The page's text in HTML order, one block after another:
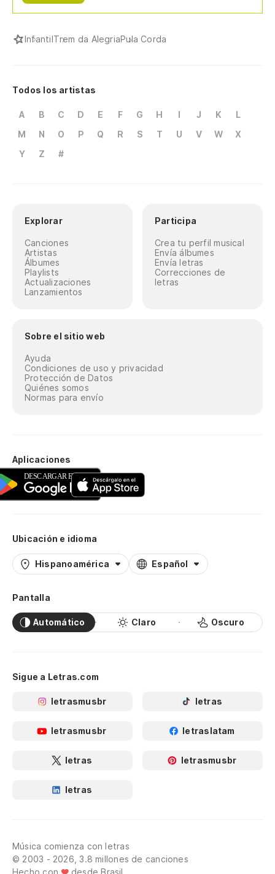
InfantilTrem da AlegriaPula Corda
Todos los artistas
A B C D E F G H I J K
L
M
N O P Q R S T U V W
X
Y
Z #
Explorar
Canciones
Artistas
Álbumes
Playlists
Actualizaciones
Lanzamientos
Participa
Crea tu perfil musical
Envía álbumes
Envía letras
Correcciones de
letras
Sobre el sitio web
Ayuda
Condiciones de uso y privacidad
Protección de Datos
Quiénes somos
Normas para envío
Aplicaciones
Ubicación e idioma
Hispanoamérica Español
Pantalla
Automático Claro Oscuro
Sigue a Letras.com
letrasmusbr letras
letrasmusbr letraslatam
letras letrasmusbr
letras
Música comienza con letras
© 2003 - 2026, 3.8 millones de canciones